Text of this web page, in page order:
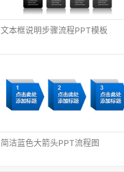
文本框说明步骤流程PPT模板
简洁蓝色大箭头PPT流程图